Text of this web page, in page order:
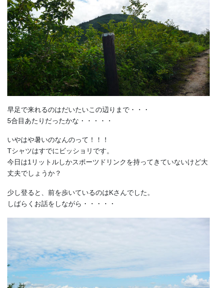
早足で来れるのはだいたいこの辺りまで・・・
5合目あたりだったかな・・・・・
いやはや暑いのなんのって！！！
Tシャツはすでにビッショリです。
今日は1リットルしかスポーツドリンクを持ってきていないけど大
丈夫でしょうか？
少し登ると、前を歩いているのはKさんでした。
しばらくお話をしながら・・・・・